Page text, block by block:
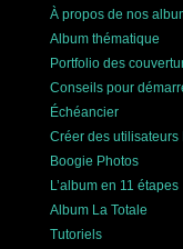
À propos de nos
Album thématique
Portfolio des
Conseils pour
Échéancier
Créer des utilisateurs
Boogie Photos
L’album en 11 étapes
Album La Totale
Tutoriels